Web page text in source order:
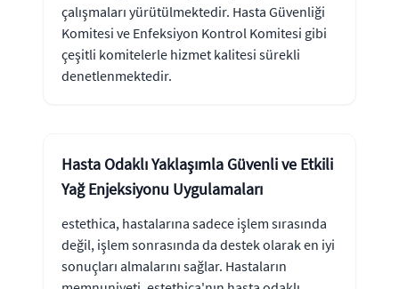
çalışmaları yürütülmektedir. Hasta Güvenliği
Komitesi ve Enfeksiyon Kontrol Komitesi gibi
çeşitli komitelerle hizmet kalitesi sürekli
denetlenmektedir.
Hasta Odaklı Yaklaşımla Güvenli ve Etkili
Yağ Enjeksiyonu Uygulamaları
estethica, hastalarına sadece işlem sırasında
değil, işlem sonrasında da destek olarak en iyi
sonuçları almalarını sağlar. Hastaların